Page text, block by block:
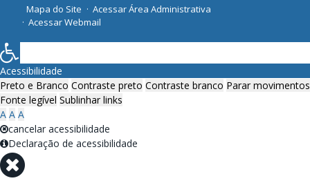
Mapa do Site
Acessar Área Administrativa
Acessar Webmail
Acessibilidade
Preto e Branco Contraste preto Contraste branco Parar movimentos
Fonte legível Sublinhar links
A A A
cancelar acessibilidade
Declaração de acessibilidade